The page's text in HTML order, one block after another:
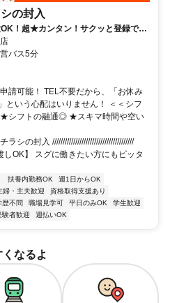
の封入
OK！超★カンタン！サクッと登録で好
OK！日払い◎
バス5分
請可能！ TEL不要だから、「お休み
という心配はいりません！ ＜＜シフ
★シフトの融通◎ ★スキマ時間や空い
シの封入 ///////////////////////////////////////
OK】 スグに働きたい方にもピッタ
扶養内勤務OK
週1日からOK
婦・主夫歓迎
資格取得支援あり
歴不問 職場見学可 平日のみOK
学生歓迎
験者歓迎 週払いOK
なるよ